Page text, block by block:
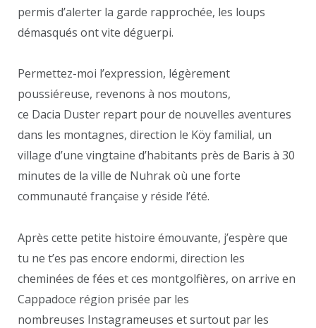
permis d’alerter la garde rapprochée, les loups
démasqués ont vite déguerpi.
Permettez-moi l’expression, légèrement
poussiéreuse, revenons à nos moutons,
ce Dacia Duster repart pour de nouvelles aventures
dans les montagnes, direction le Köy familial, un
village d’une vingtaine d’habitants près de Baris à 30
minutes de la ville de Nuhrak où une forte
communauté française y réside l’été.
Après cette petite histoire émouvante, j’espère que
tu ne t’es pas encore endormi, direction les
cheminées de fées et ces montgolfières, on arrive en
Cappadoce région prisée par les
nombreuses Instagrameuses et surtout par les